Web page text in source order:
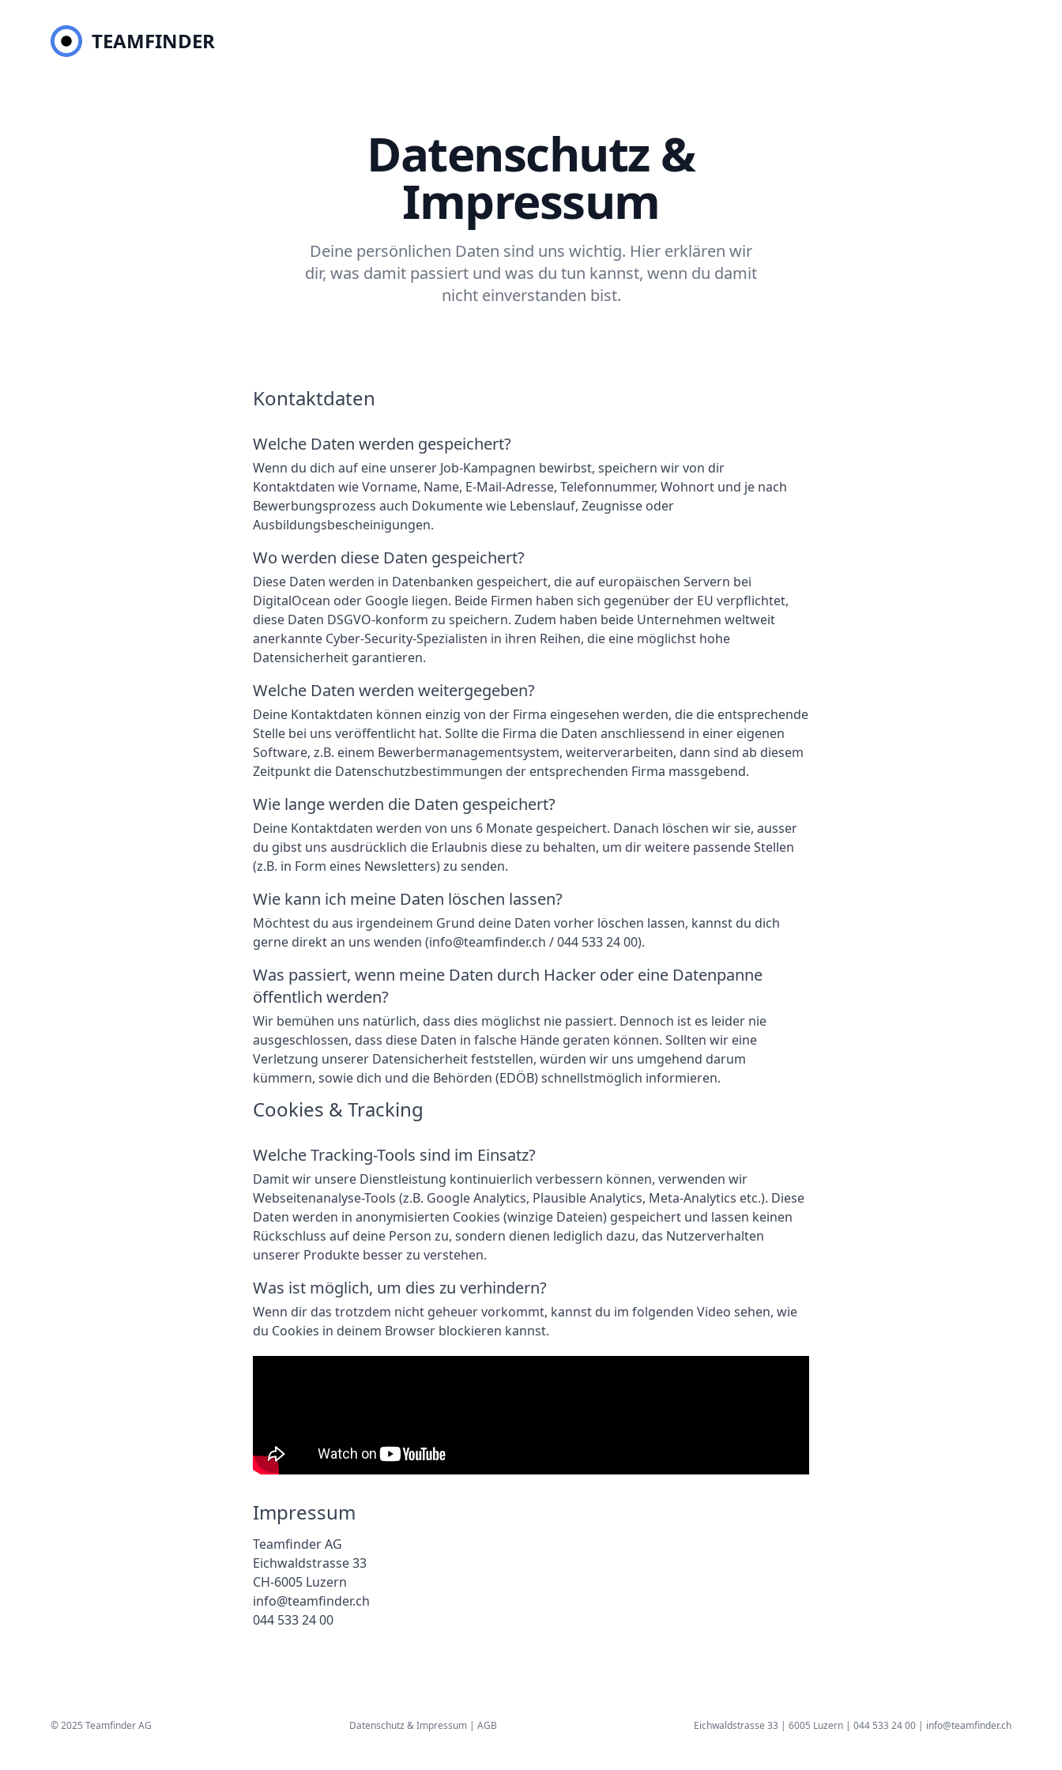
TeamfinderTEAMFINDER
TeamfinderTEAMFINDER
Datenschutz &
Impressum
Deine persönlichen Daten sind uns wichtig. Hier erklären wir
dir, was damit passiert und was du tun kannst, wenn du damit
nicht einverstanden bist.
Kontaktdaten
Welche Daten werden gespeichert?
Wenn du dich auf eine unserer Job-Kampagnen bewirbst, speichern wir von dir
Kontaktdaten wie Vorname, Name, E-Mail-Adresse, Telefonnummer, Wohnort und je nach
Bewerbungsprozess auch Dokumente wie Lebenslauf, Zeugnisse oder
Ausbildungsbescheinigungen.
Wo werden diese Daten gespeichert?
Diese Daten werden in Datenbanken gespeichert, die auf europäischen Servern bei
DigitalOcean oder Google liegen. Beide Firmen haben sich gegenüber der EU verpflichtet,
diese Daten DSGVO-konform zu speichern. Zudem haben beide Unternehmen weltweit
anerkannte Cyber-Security-Spezialisten in ihren Reihen, die eine möglichst hohe
Datensicherheit garantieren.
Welche Daten werden weitergegeben?
Deine Kontaktdaten können einzig von der Firma eingesehen werden, die die entsprechende
Stelle bei uns veröffentlicht hat. Sollte die Firma die Daten anschliessend in einer eigenen
Software, z.B. einem Bewerbermanagementsystem, weiterverarbeiten, dann sind ab diesem
Zeitpunkt die Datenschutzbestimmungen der entsprechenden Firma massgebend.
Wie lange werden die Daten gespeichert?
Deine Kontaktdaten werden von uns 6 Monate gespeichert. Danach löschen wir sie, ausser
du gibst uns ausdrücklich die Erlaubnis diese zu behalten, um dir weitere passende Stellen
(z.B. in Form eines Newsletters) zu senden.
Wie kann ich meine Daten löschen lassen?
Möchtest du aus irgendeinem Grund deine Daten vorher löschen lassen, kannst du dich
gerne direkt an uns wenden (info@teamfinder.ch / 044 533 24 00).
Was passiert, wenn meine Daten durch Hacker oder eine Datenpanne
öffentlich werden?
Wir bemühen uns natürlich, dass dies möglichst nie passiert. Dennoch ist es leider nie
ausgeschlossen, dass diese Daten in falsche Hände geraten können. Sollten wir eine
Verletzung unserer Datensicherheit feststellen, würden wir uns umgehend darum
kümmern, sowie dich und die Behörden (EDÖB) schnellstmöglich informieren.
Cookies & Tracking
Welche Tracking-Tools sind im Einsatz?
Damit wir unsere Dienstleistung kontinuierlich verbessern können, verwenden wir
Webseitenanalyse-Tools (z.B. Google Analytics, Plausible Analytics, Meta-Analytics etc.). Diese
Daten werden in anonymisierten Cookies (winzige Dateien) gespeichert und lassen keinen
Rückschluss auf deine Person zu, sondern dienen lediglich dazu, das Nutzerverhalten
unserer Produkte besser zu verstehen.
Was ist möglich, um dies zu verhindern?
Wenn dir das trotzdem nicht geheuer vorkommt, kannst du im folgenden Video sehen, wie
du Cookies in deinem Browser blockieren kannst.
Impressum
Teamfinder AG
Eichwaldstrasse 33
CH-6005 Luzern
info@teamfinder.ch
044 533 24 00
© 2025 Teamfinder AG Datenschutz & Impressum| AGB Eichwaldstrasse 33 | 6005 Luzern | 044 533 24 00 | info@teamfinder.ch